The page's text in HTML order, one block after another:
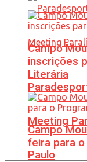
Meeting
Paulo
Campo
inscrições
Literária
Campo
feira para o